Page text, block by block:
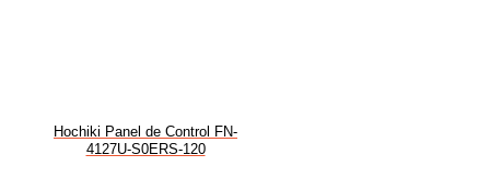
Hochiki Panel de Control FN-
4127U-S0ERS-120